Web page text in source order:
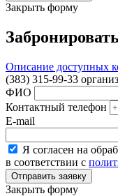
Закрыть форму
Описание доступных
(383) 315-99-33
ФИО
Контактный телефон
E-mail
Я согласен на
в соответствии с
Закрыть форму